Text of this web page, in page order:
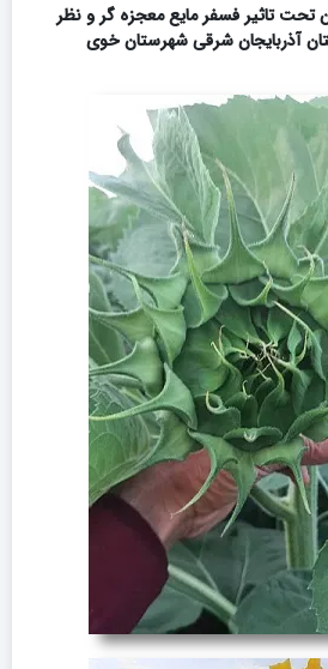
تحت تاثیر فسفر مایع معجزه گر و نظر
آذربایجان شرقی شهرستان خوی